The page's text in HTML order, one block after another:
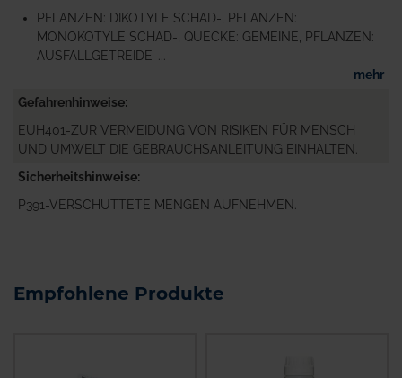
PFLANZEN: DIKOTYLE SCHAD-, PFLANZEN:
MONOKOTYLE SCHAD-, QUECKE: GEMEINE, PFLANZEN:
AUSFALLGETREIDE-...
mehr
Gefahrenhinweise
EUH401-ZUR VERMEIDUNG VON RISIKEN FÜR MENSCH
UND UMWELT DIE GEBRAUCHSANLEITUNG EINHALTEN.
Sicherheitshinweise
P391-VERSCHÜTTETE MENGEN AUFNEHMEN.
Empfohlene Produkte